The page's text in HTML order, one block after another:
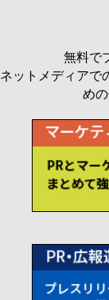
無料で
ネットメディアで
め